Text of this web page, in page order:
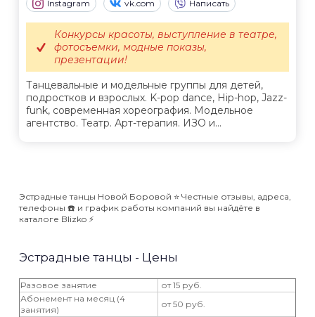
Instagram vk.com Написать
Танцевальные и модельные группы для детей,
подростков и взрослых. K-pop dance, Hip-hop, Jazz-
funk, современная хореография. Модельное
агентство. Театр. Арт-терапия. ИЗО и...
Конкурсы красоты, выступление в театре,
фотосъемки, модные показы,
презентации!
Эстрадные танцы Новой Боровой ⭐️ Честные отзывы, адреса,
телефоны ☎️ и график работы компаний вы найдёте в
каталоге Blizko ⚡️
Эстрадные танцы - Цены
Разовое занятие
от 15 руб.
Абонемент на месяц (4
занятия)
от 50 руб.